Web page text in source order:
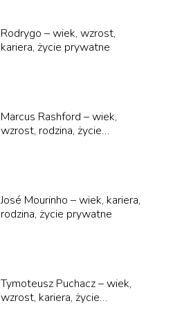
Rodrygo – wiek, wzrost,
kariera, życie prywatne
Marcus Rashford – wiek,
wzrost, rodzina, życie
José Mourinho – wiek, kariera,
rodzina, życie prywatne
Tymoteusz Puchacz – wiek,
wzrost, kariera, życie